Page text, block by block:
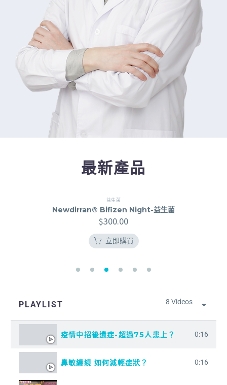
最新產品
益生菌
Newdirran® Bifizen Night-益生菌
$300.00
立即購買
PLAYLIST 8 Videos
疫情中招後遺症-超過75人患上？ 0:16
鼻敏纏繞 如何減輕症狀？ 0:16